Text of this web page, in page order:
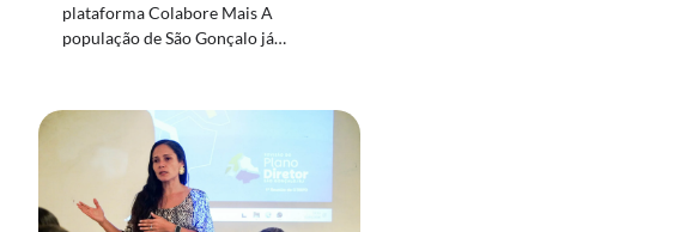
plataforma Colabore Mais A
população de São Gonçalo já…